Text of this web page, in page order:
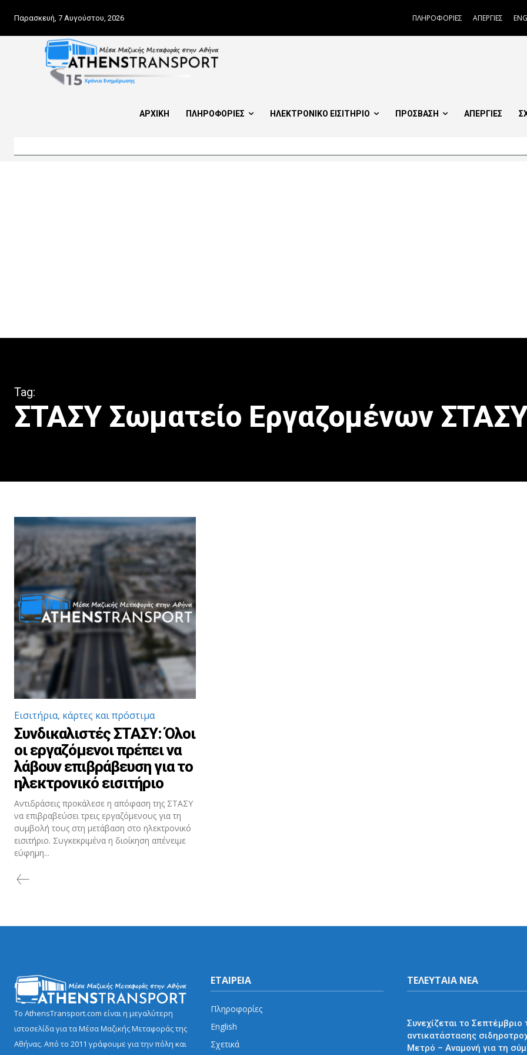
Παρασκευή, 7 Αυγούστου, 2026 ΠΛΗΡΟΦΟΡΙΕΣ ΑΠΕΡΓΙΕΣ
ΑΡΧΙΚΗ ΠΛΗΡΟΦΟΡΙΕΣ ΗΛΕΚΤΡΟΝΙΚΟ ΕΙΣΙΤΗΡΙΟ ΠΡΟΣΒΑΣΗ ΑΠΕΡΓΙΕΣ
Tag:
ΣΤΑΣΥ Σωματείο Εργαζομένων
Εισιτήρια, κάρτες και πρόστιμα
Συνδικαλιστές ΣΤΑΣΥ: Όλοι
οι εργαζόμενοι πρέπει να
λάβουν επιβράβευση για το
ηλεκτρονικό εισιτήριο
Αντιδράσεις προκάλεσε η απόφαση της ΣΤΑΣΥ
να επιβραβεύσει τρεις εργαζόμενους για τη
συμβολή τους στη μετάβαση στο ηλεκτρονικό
εισιτήριο. Συγκεκριμένα η διοίκηση απένειμε
εύφημη...
Το AthensTransport.com είναι η μεγαλύτερη
ιστοσελίδα για τα Μέσα Μαζικής Μεταφοράς της
Αθήνας. Από το 2011 γράφουμε για την πόλη και
ΕΤΑΙΡΕΙΑ
Πληροφορίες
English
Σχετικά
ΤΕΛΕΥΤΑΙΑ ΝΕΑ
Συνεχίζεται το Σεπτέμβριο
αντικατάστασης
Μετρό – Αναμονή για τη